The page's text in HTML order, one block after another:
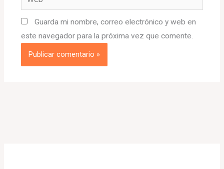
Guarda mi nombre, correo electrónico y web en
este navegador para la próxima vez que comente.